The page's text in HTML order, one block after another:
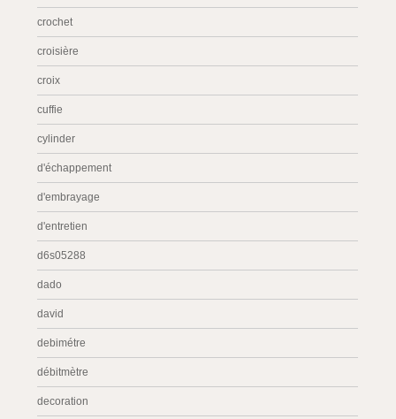
crochet
croisière
croix
cuffie
cylinder
d'échappement
d'embrayage
d'entretien
d6s05288
dado
david
debimétre
débitmètre
decoration